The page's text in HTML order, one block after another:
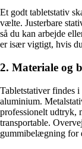
Et godt tabletstativ
vælte. Justerbare
så du kan arbejde
er især vigtigt, hvis
2. Materiale og
Tabletstativer findes
aluminium.
professionelt udtryk,
transportable.
gummibelægning for